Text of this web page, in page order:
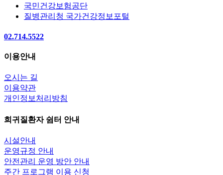
국민건강보험공단
질병관리청 국가건강정보포털
02.714.5522
이용안내
오시는 길
이용약관
개인정보처리방침
희귀질환자 쉼터 안내
시설안내
운영규정 안내
안전관리 운영 방안 안내
주간 프로그램 이용 신청